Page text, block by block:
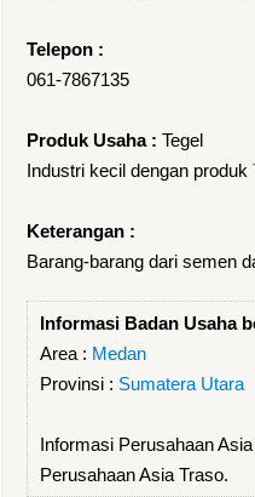
Telepon :
061-7867135
Produk Usaha : Tegel
Industri kecil dengan produk
Keterangan :
Barang-barang dari semen
Informasi Badan Usaha
Area : Medan
Provinsi : Sumatera Utara
Informasi Perusahaan
Perusahaan Asia Traso.